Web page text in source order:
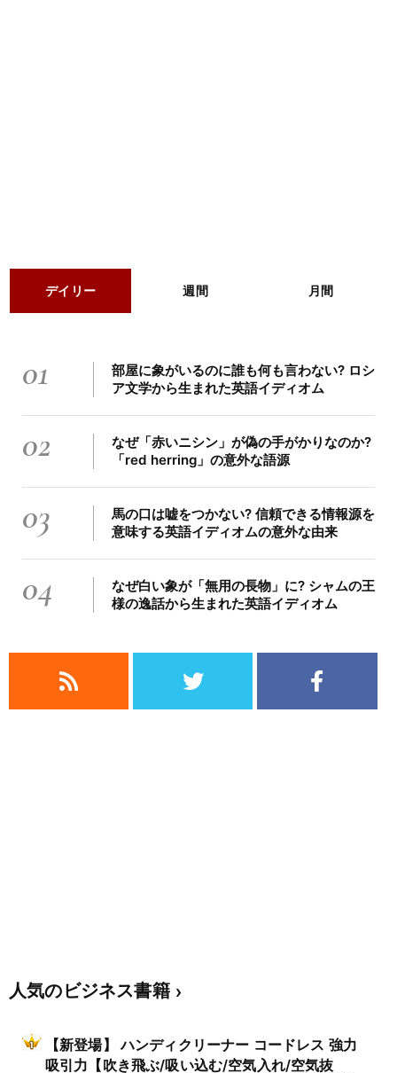
デイリー 週間 月間
01
部屋に象がいるのに誰も何も言わない? ロシ
ア文学から生まれた英語イディオム
02
なぜ「赤いニシン」が偽の手がかりなのか?
「red herring」の意外な語源
03
馬の口は嘘をつかない? 信頼できる情報源を
意味する英語イディオムの意外な由来
04
なぜ白い象が「無用の長物」に? シャムの王
様の逸話から生まれた英語イディオム
人気のビジネス書籍
【新登場】 ハンディクリーナー コードレス 強力
吸引力【吹き飛ぶ/吸い込む/空気入れ/空気抜